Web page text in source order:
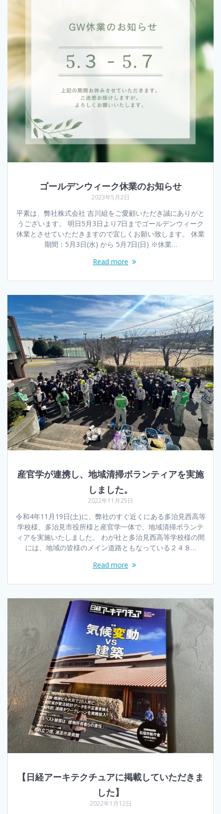
ゴールデンウィーク休業のお知らせ
2023年5月2日
平素は、弊社株式会社 吉川組をご愛顧いただき誠にありがと
うございます。 明日5月3日より7日までゴールデンウィーク
休業とさせていただきますので宜しくお願い致します。 休業
期間：5月3日(水) から 5月7日(日) ※休業…
Read more
産官学が連携し、地域清掃ボランティアを実施
しました。
2022年11月25日
令和4年11月19日(土)に、弊社のすぐ近くにある多治見西高等
学校様、多治見市役所様と産官学一体で、地域清掃ボランテ
ィアを実施いたしました。 わが社と多治見西高等学校様の間
には、地域の皆様のメイン道路ともなっている２４８…
Read more
【日経アーキテクチュアに掲載していただきま
した】
2022年1月12日